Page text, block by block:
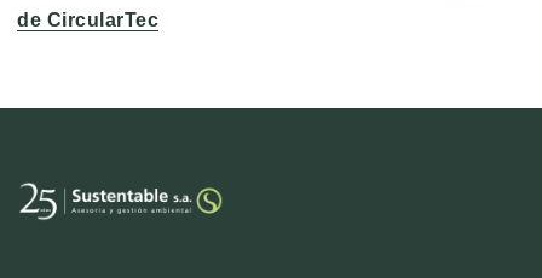
de CircularTec